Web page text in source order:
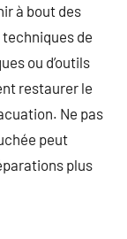
à bout des
de
ou d’outils
restaurer le
Ne pas
peut
plus